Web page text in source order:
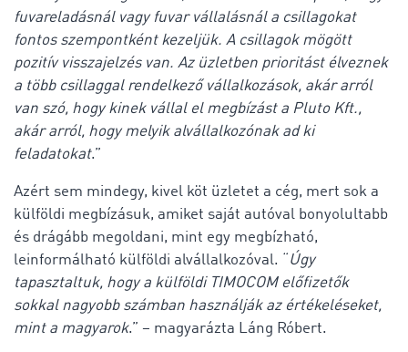
fuvareladásnál vagy fuvar vállalásnál a csillagokat
fontos szempontként kezeljük. A csillagok mögött
pozitív visszajelzés van. Az üzletben prioritást élveznek
a több csillaggal rendelkező vállalkozások, akár arról
van szó, hogy kinek vállal el megbízást a Pluto Kft.,
akár arról, hogy melyik alvállalkozónak ad ki
feladatokat.”
Azért sem mindegy, kivel köt üzletet a cég, mert sok a
külföldi megbízásuk, amiket saját autóval bonyolultabb
és drágább megoldani, mint egy megbízható,
leinformálható külföldi alvállalkozóval. “
Úgy
tapasztaltuk, hogy a külföldi TIMOCOM előfizetők
sokkal nagyobb számban használják az értékeléseket,
mint a magyarok.” – magyarázta Láng Róbert.